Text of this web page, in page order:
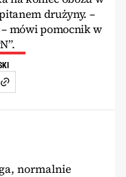
drużyny. –
mówi pomocnik w
normalnie